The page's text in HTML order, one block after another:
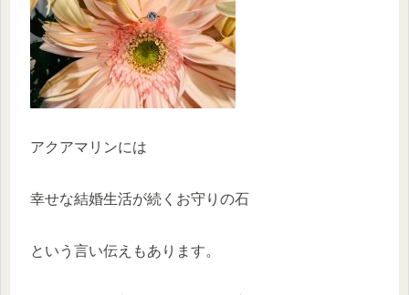
アクアマリンには
幸せな結婚生活が続くお守りの石
という言い伝えもあります。